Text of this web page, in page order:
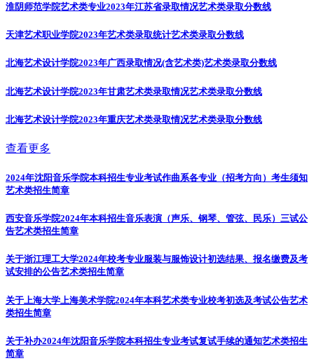
淮阴师范学院艺术类专业2023年江苏省录取情况艺术类录取分数线
天津艺术职业学院2023年艺术类录取统计艺术类录取分数线
北海艺术设计学院2023年广西录取情况(含艺术类)艺术类录取分数线
北海艺术设计学院2023年甘肃艺术类录取情况艺术类录取分数线
北海艺术设计学院2023年重庆艺术类录取情况艺术类录取分数线
查看更多
2024年沈阳音乐学院本科招生专业考试作曲系各专业（招考方向）考生须知
艺术类招生简章
西安音乐学院2024年本科招生音乐表演（声乐、钢琴、管弦、民乐）三试公
告艺术类招生简章
关于浙江理工大学2024年校考专业服装与服饰设计初选结果、报名缴费及考
试安排的公告艺术类招生简章
关于上海大学上海美术学院2024年本科艺术类专业校考初选及考试公告艺术
类招生简章
关于补办2024年沈阳音乐学院本科招生专业考试复试手续的通知艺术类招生
简章